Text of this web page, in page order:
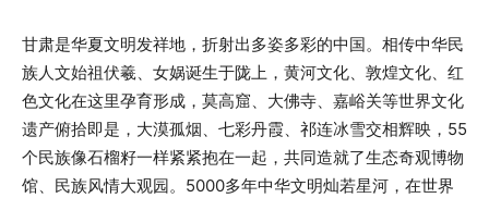
甘肃是华夏文明发祥地，折射出多姿多彩的中国。相传中华民
族人文始祖伏羲、女娲诞生于陇上，黄河文化、敦煌文化、红
色文化在这里孕育形成，莫高窟、大佛寺、嘉峪关等世界文化
遗产俯拾即是，大漠孤烟、七彩丹霞、祁连冰雪交相辉映，55
个民族像石榴籽一样紧紧抱在一起，共同造就了生态奇观博物
馆、民族风情大观园。5000多年中华文明灿若星河，在世界